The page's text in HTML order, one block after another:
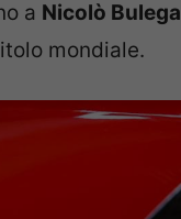
a Nicolò Bulega
mondiale.